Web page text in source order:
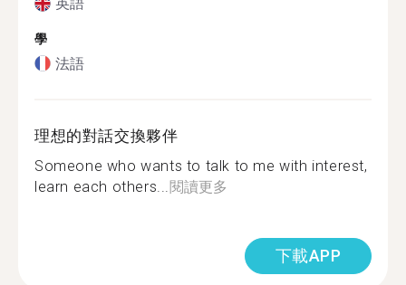
學
法語
理想的對話交換夥伴
Someone who wants to talk to me with interest,
learn each others... 閱讀更多
下載APP